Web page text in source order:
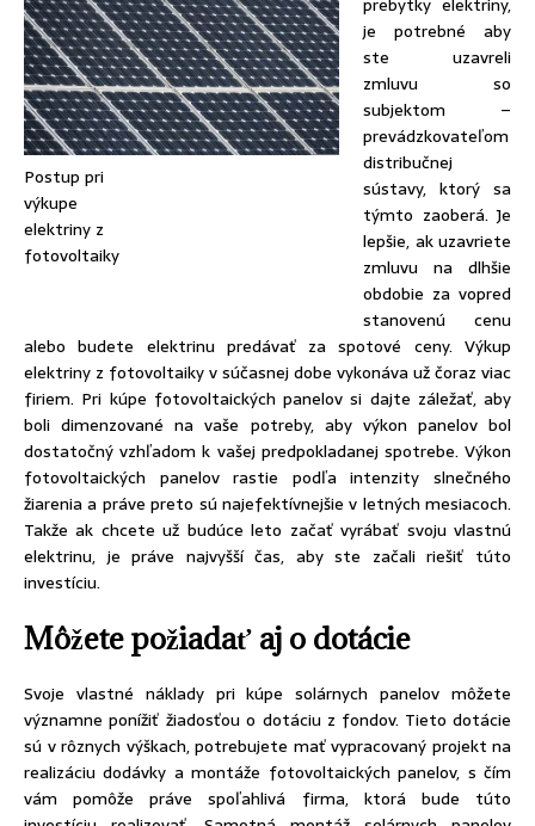
Postup pri
výkupe
elektriny z
fotovoltaiky
je potrebné aby
ste uzavreli
zmluvu so
subjektom –
prevádzkovateľom
distribučnej
sústavy, ktorý sa
týmto zaoberá. Je
lepšie, ak uzavriete
zmluvu na dlhšie
obdobie za vopred
stanovenú cenu
alebo budete elektrinu predávať za spotové ceny. Výkup
elektriny z fotovoltaiky v súčasnej dobe vykonáva už čoraz viac
firiem. Pri kúpe fotovoltaických panelov si dajte záležať, aby
boli dimenzované na vaše potreby, aby výkon panelov bol
dostatočný vzhľadom k vašej predpokladanej spotrebe. Výkon
fotovoltaických panelov rastie podľa intenzity slnečného
žiarenia a práve preto sú najefektívnejšie v letných mesiacoch.
Takže ak chcete už budúce leto začať vyrábať svoju vlastnú
elektrinu, je práve najvyšší čas, aby ste začali riešiť túto
investíciu.
Môžete požiadať aj o dotácie
Svoje vlastné náklady pri kúpe solárnych panelov môžete
významne ponížiť žiadosťou o dotáciu z fondov. Tieto dotácie
sú v rôznych výškach, potrebujete mať vypracovaný projekt na
realizáciu dodávky a montáže fotovoltaických panelov, s čím
vám pomôže práve spoľahlivá firma, ktorá bude túto